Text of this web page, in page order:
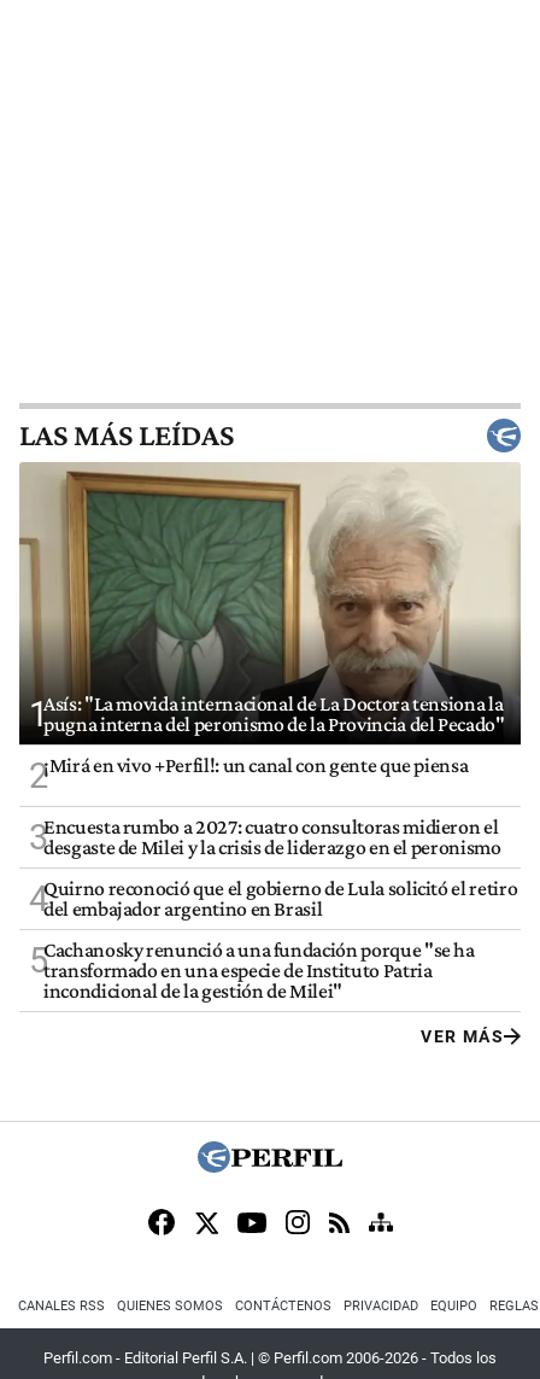
LAS MÁS LEÍDAS
1Asís: "La movida internacional de La Doctora tensiona la
pugna interna del peronismo de la Provincia del Pecado"
2¡Mirá en vivo +Perfil!: un canal con gente que piensa
3Encuesta rumbo a 2027: cuatro consultoras midieron el
desgaste de Milei y la crisis de liderazgo en el peronismo
4Quirno reconoció que el gobierno de Lula solicitó el retiro
del embajador argentino en Brasil
5Cachanosky renunció a una fundación porque "se ha
transformado en una especie de Instituto Patria
incondicional de la gestión de Milei"
VER MÁS
CANALES RSS QUIENES SOMOS CONTÁCTENOS PRIVACIDAD EQUIPO
Perfil.com - Editorial Perfil S.A. | © Perfil.com 2006-2026 - Todos los